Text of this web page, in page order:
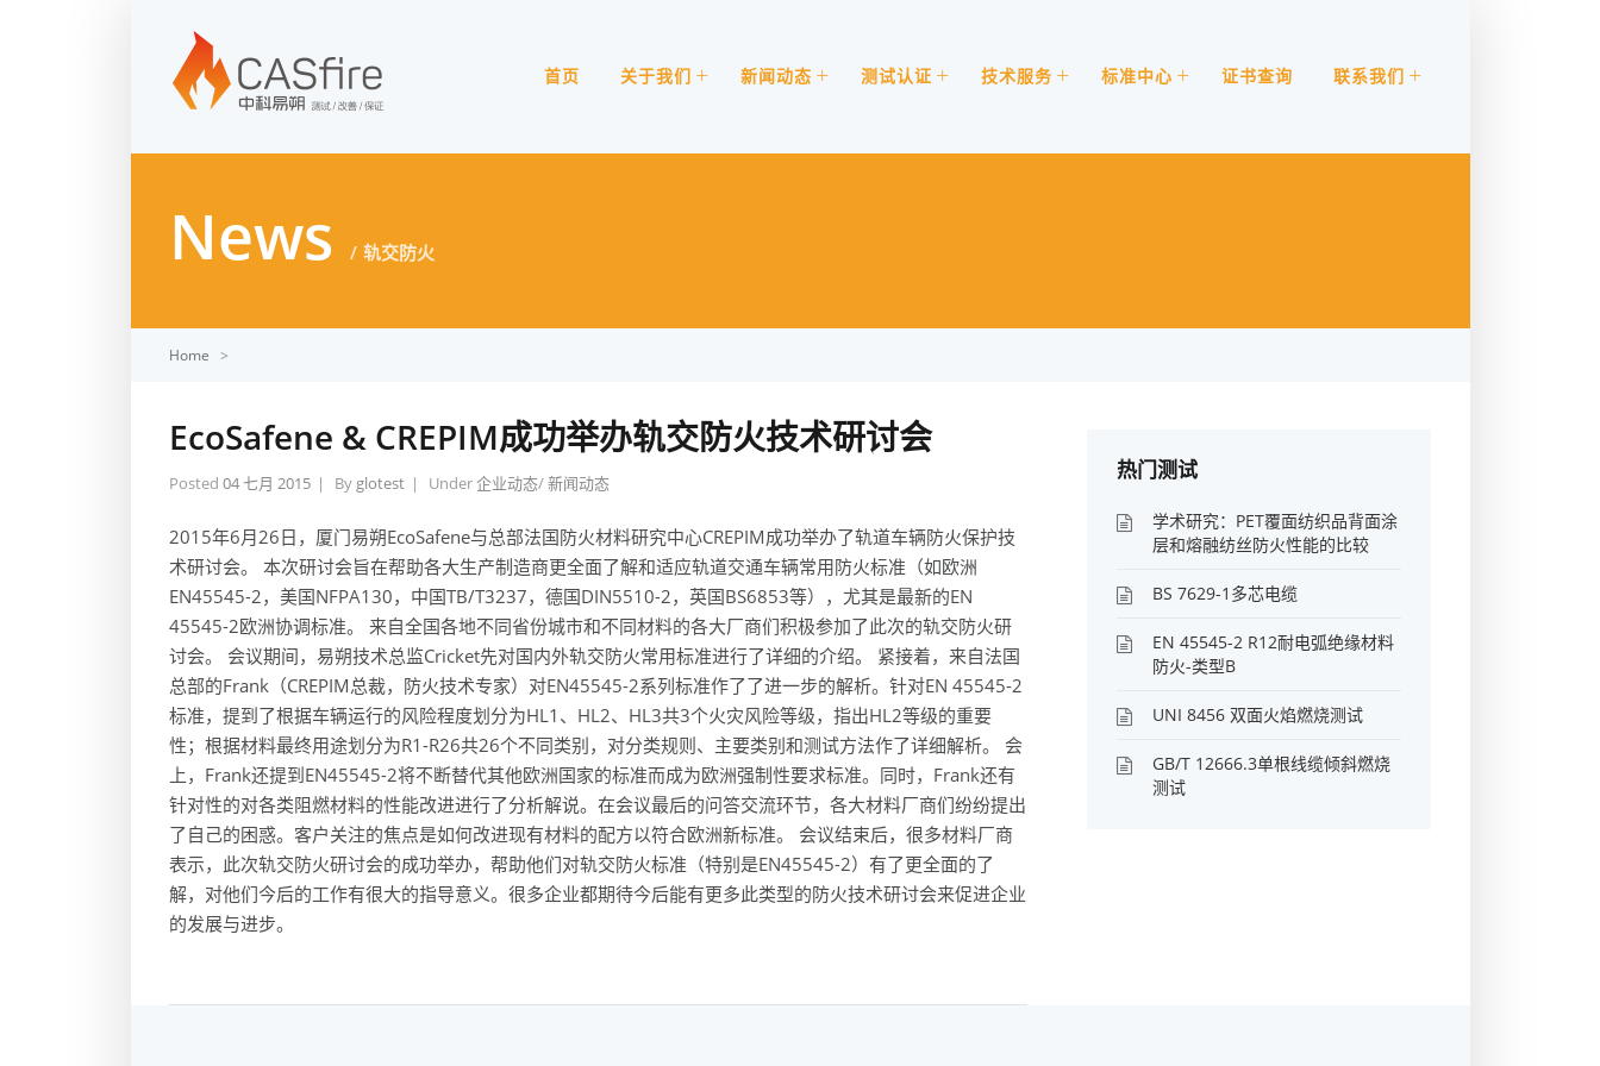
首页 关于我们 新闻动态 测试认证 技术服务 标准中心 证书查询 联系我们
News 轨交防火
Home >
EcoSafene & CREPIM成功举办轨交防火技术研讨会
Posted 04 七月 2015 By glotest Under企业动态/新闻动态
2015年6月26日，厦门易朔EcoSafene与总部法国防火材料研究中心CREPIM成功举办了轨道车辆防火保护技
术研讨会。 本次研讨会旨在帮助各大生产制造商更全面了解和适应轨道交通车辆常用防火标准（如欧洲
EN45545-2，美国NFPA130，中国TB/T3237，德国DIN5510-2，英国BS6853等），尤其是最新的EN
45545-2欧洲协调标准。 来自全国各地不同省份城市和不同材料的各大厂商们积极参加了此次的轨交防火研
讨会。 会议期间，易朔技术总监Cricket先对国内外轨交防火常用标准进行了详细的介绍。 紧接着，来自法国
总部的Frank（CREPIM总裁，防火技术专家）对EN45545-2系列标准作了了进一步的解析。针对EN 45545-2
标准，提到了根据车辆运行的风险程度划分为HL1、HL2、HL3共3个火灾风险等级，指出HL2等级的重要
性；根据材料最终用途划分为R1-R26共26个不同类别，对分类规则、主要类别和测试方法作了详细解析。 会
上，Frank还提到EN45545-2将不断替代其他欧洲国家的标准而成为欧洲强制性要求标准。同时，Frank还有
针对性的对各类阻燃材料的性能改进进行了分析解说。在会议最后的问答交流环节，各大材料厂商们纷纷提出
了自己的困惑。客户关注的焦点是如何改进现有材料的配方以符合欧洲新标准。 会议结束后，很多材料厂商
表示，此次轨交防火研讨会的成功举办，帮助他们对轨交防火标准（特别是EN45545-2）有了更全面的了
解，对他们今后的工作有很大的指导意义。很多企业都期待今后能有更多此类型的防火技术研讨会来促进企业
的发展与进步。
热门测试
学术研究：PET覆面纺织品背面涂
层和熔融纺丝防火性能的比较
BS 7629-1多芯电缆
EN 45545-2 R12耐电弧绝缘材料
防火-类型B
UNI 8456 双面火焰燃烧测试
GB/T 12666.3单根线缆倾斜燃烧
测试